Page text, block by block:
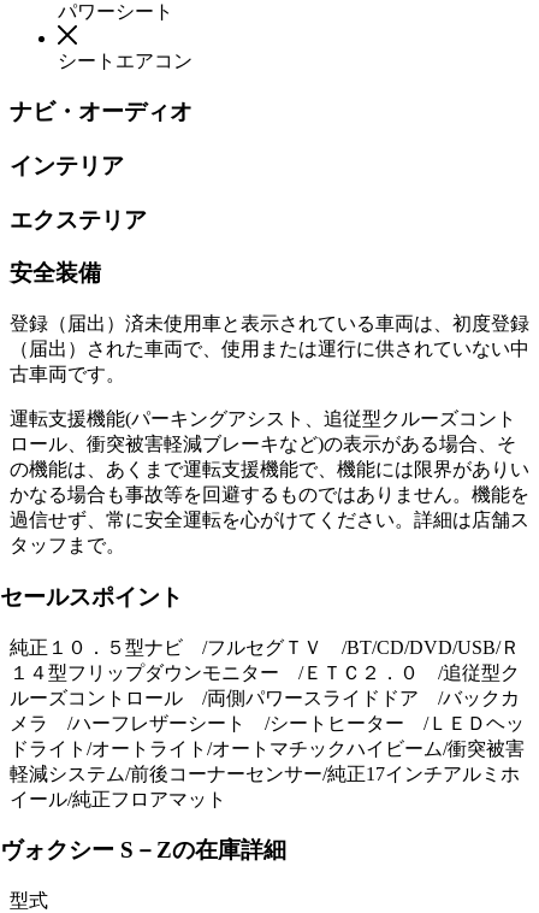
パワーシート
シートエアコン
ナビ・オーディオ
インテリア
エクステリア
安全装備
登録（届出）済未使用車と表示されている車両は、初度登録
（届出）された車両で、使用または運行に供されていない中
古車両です。
運転支援機能(パーキングアシスト、追従型クルーズコント
ロール、衝突被害軽減ブレーキなど)の表示がある場合、そ
の機能は、あくまで運転支援機能で、機能には限界がありい
かなる場合も事故等を回避するものではありません。機能を
過信せず、常に安全運転を心がけてください。詳細は店舗ス
タッフまで。
セールスポイント
純正１０．５型ナビ /フルセグＴＶ /BT/CD/DVD/USB/Ｒ
１４型フリップダウンモニター /ＥＴＣ２．０ /追従型ク
ルーズコントロール /両側パワースライドドア /バックカ
メラ /ハーフレザーシート /シートヒーター /ＬＥＤヘッ
ドライト/オートライト/オートマチックハイビーム/衝突被害
軽減システム/前後コーナーセンサー/純正17インチアルミホ
イール/純正フロアマット
ヴォクシー S－Zの在庫詳細
型式